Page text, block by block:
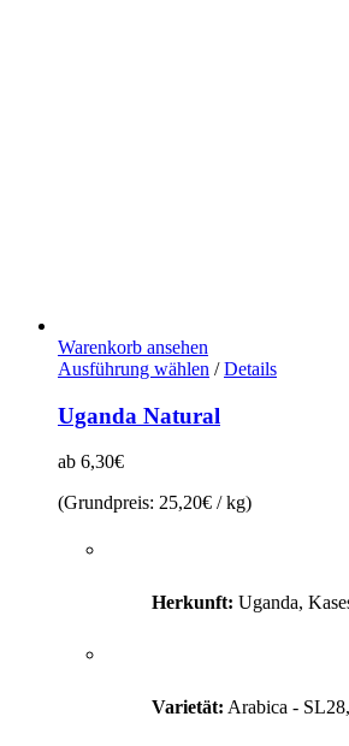
Warenkorb ansehen
Ausführung wählen Dieses
weist
mehrere
Die
Optionen
Produktseite
/ Details
Uganda Natural
ab 6,30€
(Grundpreis: 25,20€ /kg)
Herkunft: Uganda,
Varietät: Arabica -